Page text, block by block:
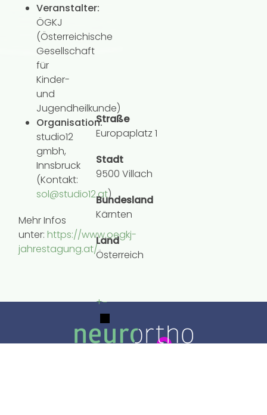
Veranstalter:
ÖGKJ
(Österreichische
Gesellschaft
für
Kinder-
und
Jugendheilkunde)
Organisation:
studio12
gmbh,
Innsbruck
(Kontakt:
sol@studio12.at)
Mehr Infos
unter: https://www.oegkj-
jahrestagung.at/
+−
Straße
Europaplatz 1
Stadt
9500 Villach
Bundesland
Kärnten
Land
Österreich